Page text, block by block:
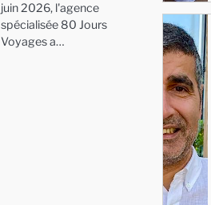
juin 2026, l'agence
spécialisée 80 Jours
Voyages a…